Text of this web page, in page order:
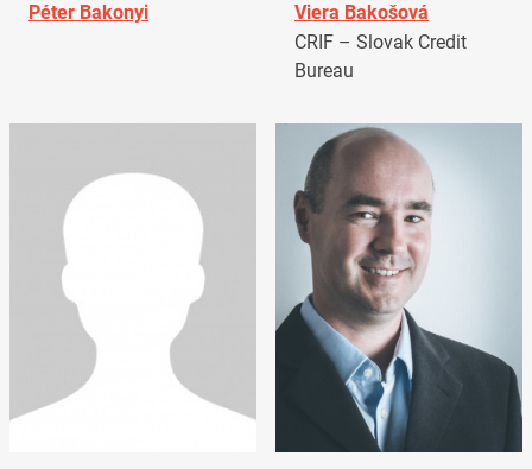
Péter Bakonyi
Viera Bakošová
CRIF – Slovak Credit
Bureau